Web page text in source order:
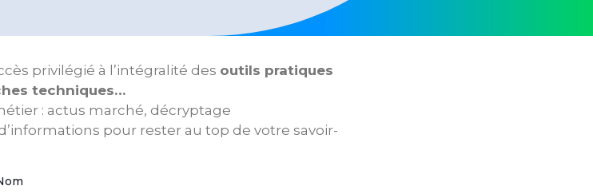
privilégié à l’intégralité des outils pratiques
techniques…
: actus marché, décryptage
pour rester au top de votre savoir-